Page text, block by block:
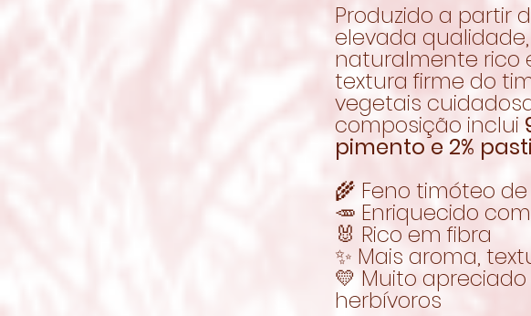
Produzido a partir
elevada
naturalmente rico
textura firme do
vegetais
composição inclui
pimento e 2%
🌾 Feno timóteo
🥕 Enriquecido
🐰 Rico em fibra
✨ Mais aroma,
💛 Muito
herbívoros